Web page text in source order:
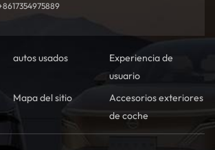
autos usados
Experiencia de
usuario
Mapa del sitio
Accesorios exteriores
de coche